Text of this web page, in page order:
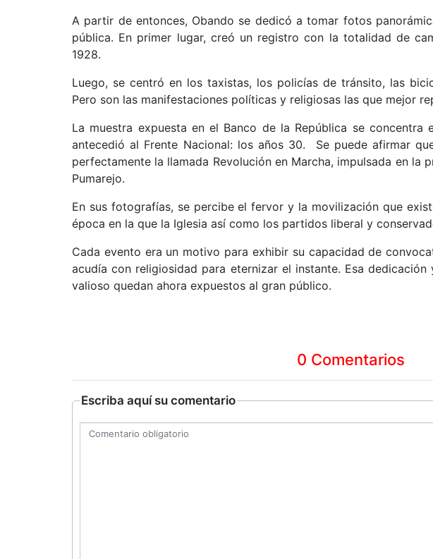
A partir de entonces, Obando se dedicó a tomar fotos
pública. En primer lugar, creó un registro con la totalidad de
1928.
Luego, se centró en los taxistas, los policías de tránsito, las
Pero son las manifestaciones políticas y religiosas las que mejor
La muestra expuesta en el Banco de la República se
antecedió al Frente Nacional: los años 30. Se puede afirmar
perfectamente la llamada Revolución en Marcha, impulsada en la
Pumarejo.
En sus fotografías, se percibe el fervor y la movilización que
época en la que la Iglesia así como los partidos liberal y
Cada evento era un motivo para exhibir su capacidad de
acudía con religiosidad para eternizar el instante. Esa
valioso quedan ahora expuestos al gran público.
0 Comentarios
Escriba aquí su comentario